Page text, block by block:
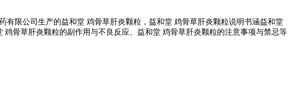
限公司生产的益和堂 鸡骨草肝炎颗粒，益和堂 鸡骨草肝炎颗粒说明书涵益和堂
骨草肝炎颗粒的副作用与不良反应、益和堂 鸡骨草肝炎颗粒的注意事项与禁忌等